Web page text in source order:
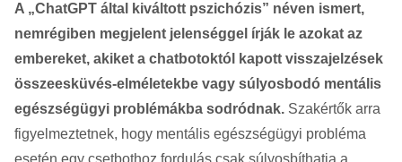
A „ChatGPT által kiváltott pszichózis” néven ismert,
nemrégiben megjelent jelenséggel írják le azokat az
embereket, akiket a chatbotoktól kapott visszajelzések
összeesküvés-elméletekbe vagy súlyosbodó mentális
egészségügyi problémákba sodródnak. Szakértők arra
figyelmeztetnek, hogy mentális egészségügyi probléma